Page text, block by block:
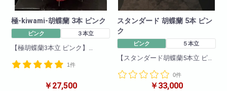
極-kiwami-胡蝶蘭 3本 ピンク
ピンク ３本立
【極胡蝶蘭3本立 ピンク】
しております。華やかさ花もち
ラストが醸し出す胡蝶蘭特有の
1件
￥27,500
スタンダード 胡蝶蘭 5本 ピン
ク
ピンク ５本立
【スタンダード胡蝶蘭5本立 ピン
一押し5本立ちピンク。他の胡蝶
蘭と比べて目立つこと間違いな
0件
￥33,000